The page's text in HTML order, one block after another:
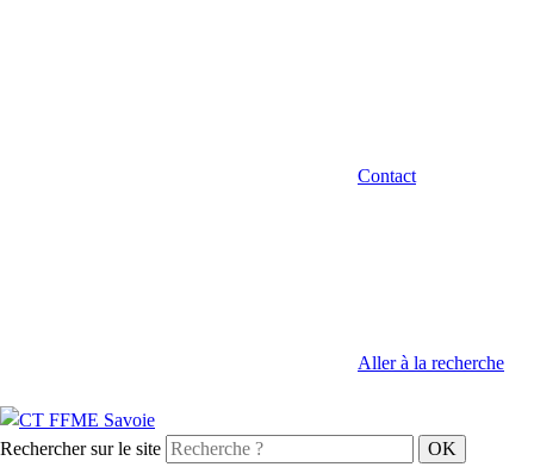
Contact
Aller à la recherche
Rechercher sur le site